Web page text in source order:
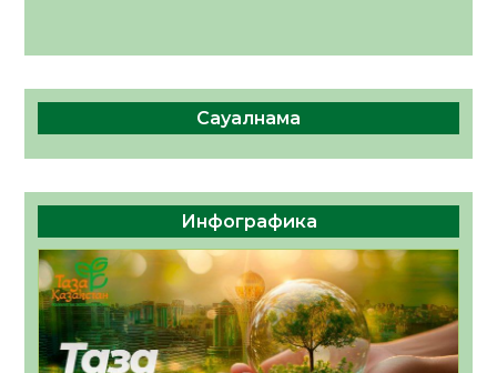
Сауалнама
Инфографика